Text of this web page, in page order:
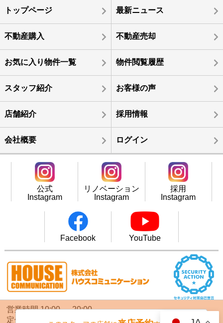
トップページ 最新ニュース
不動産購入 不動産売却
お気に入り物件一覧 物件閲覧履歴
スタッフ紹介 お客様の声
店舗紹介 採用情報
会社概要 ログイン
公式
Instagram
リノベーション
Instagram
採用
Instagram
Facebook YouTube
営業時間 10:00 ～ 20:00
定休日 毎週火曜日・水曜日